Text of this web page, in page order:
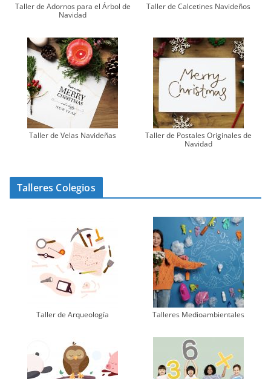
Taller de Adornos para el Árbol de
Navidad
Taller de Calcetines Navideños
Taller de Velas Navideñas
Taller de Postales Originales de
Navidad
Talleres Colegios
Taller de Arqueología Talleres Medioambientales